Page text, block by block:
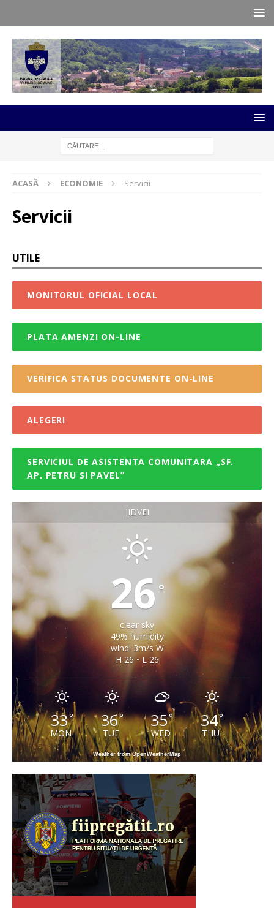
ACASĂ ECONOMIE Servicii
Servicii
UTILE
MONITORUL OFICIAL LOCAL
PLATA AMENZI ON-LINE
VERIFICA STATUS DOCUMENTE ON-LINE
ALEGERI
SERVICIUL DE ASISTENTA COMUNITARA „SF.
AP. PETRU SI PAVEL”
JIDVEI
26 °
clear sky
49% humidity
wind: 3m/s W
H 26 • L 26
33°
MON
36°
TUE
35°
WED
34°
THU
Weather from OpenWeatherMap